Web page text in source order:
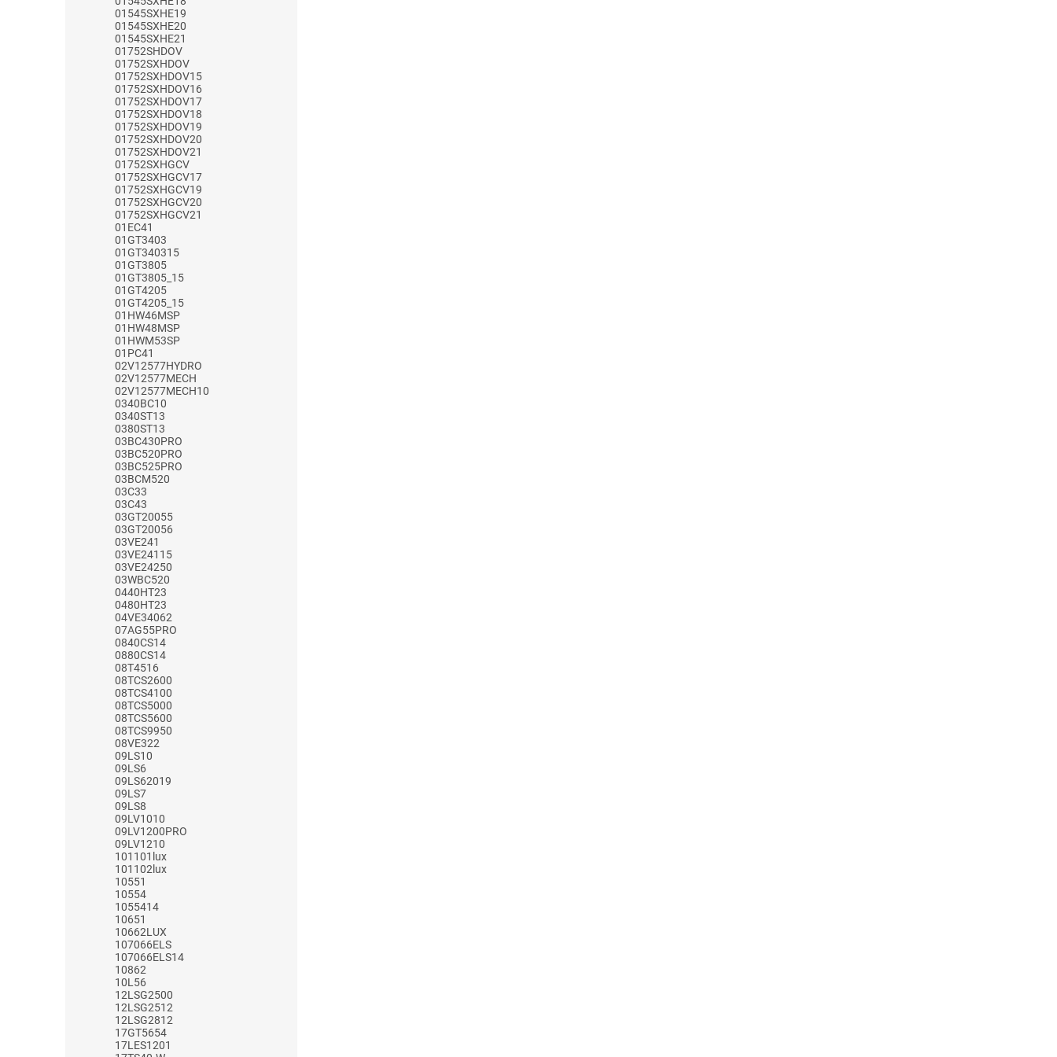
01545SXHE19
01545SXHE20
01545SXHE21
01752SHDOV
01752SXHDOV
01752SXHDOV15
01752SXHDOV16
01752SXHDOV17
01752SXHDOV18
01752SXHDOV19
01752SXHDOV20
01752SXHDOV21
01752SXHGCV
01752SXHGCV17
01752SXHGCV19
01752SXHGCV20
01752SXHGCV21
01EC41
01GT3403
01GT340315
01GT3805
01GT3805_15
01GT4205
01GT4205_15
01HW46MSP
01HW48MSP
01HWM53SP
01PC41
02V12577HYDRO
02V12577MECH
02V12577MECH10
0340BC10
0340ST13
0380ST13
03BC430PRO
03BC520PRO
03BC525PRO
03BCM520
03C33
03C43
03GT20055
03GT20056
03VE241
03VE24115
03VE24250
03WBC520
0440HT23
0480HT23
04VE34062
07AG55PRO
0840CS14
0880CS14
08T4516
08TCS2600
08TCS4100
08TCS5000
08TCS5600
08TCS9950
08VE322
09LS10
09LS6
09LS62019
09LS7
09LS8
09LV1010
09LV1200PRO
09LV1210
101101lux
101102lux
10551
10554
1055414
10651
10662LUX
107066ELS
107066ELS14
10862
10L56
12LSG2500
12LSG2512
12LSG2812
17GT5654
17LES1201